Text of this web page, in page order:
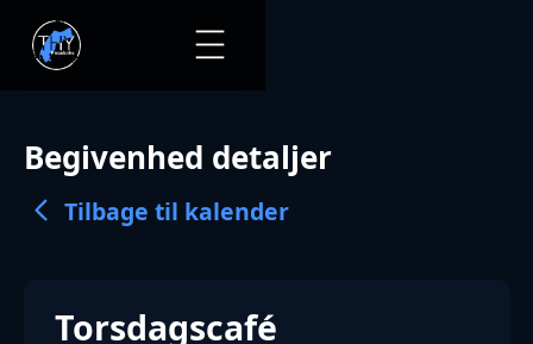
Begivenhed detaljer
Tilbage til kalender
Torsdagscafé